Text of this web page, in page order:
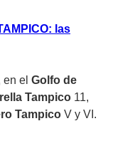
las
en el Golfo de
Tampico 11,
Tampico V y VI.